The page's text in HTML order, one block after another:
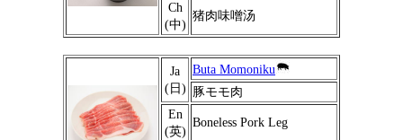
Ch
(中)
猪肉味噌汤
Ja
(日)
Buta Momoniku
豚モモ肉
En
(英)
Boneless Pork Leg